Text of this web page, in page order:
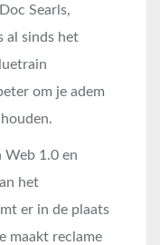
Searls,
al sinds het
om je adem
Web 1.0 en
het
er in de plaats
maakt reclame